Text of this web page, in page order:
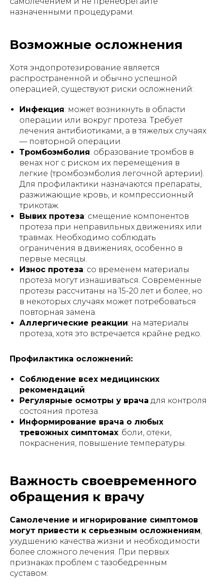
назначенными процедурами.
Возможные осложнения
Хотя эндопротезирование является
распространенной и обычно успешной
операцией, существуют риски осложнений:
Инфекция: может возникнуть в области
операции или вокруг протеза. Требует
лечения антибиотиками, а в тяжелых случаях
— повторной операции.
Тромбоэмболия: образование тромбов в
венах ног с риском их перемещения в
легкие (тромбоэмболия легочной артерии).
Для профилактики назначаются препараты,
разжижающие кровь, и компрессионный
трикотаж.
Вывих протеза: смещение компонентов
протеза при неправильных движениях или
травмах. Необходимо соблюдать
ограничения в движениях, особенно в
первые месяцы.
Износ протеза: со временем материалы
протеза могут изнашиваться. Современные
протезы рассчитаны на 15-20 лет и более, но
в некоторых случаях может потребоваться
повторная замена.
Аллергические реакции: на материалы
протеза, хотя это встречается крайне редко.
Профилактика осложнений:
Соблюдение всех медицинских
рекомендаций.
Регулярные осмотры у врача для контроля
состояния протеза.
Информирование врача о любых
тревожных симптомах: боли, отеки,
покраснения, повышение температуры.
Важность своевременного
обращения к врачу
Самолечение и игнорирование симптомов
могут привести к серьезным осложнениям,
ухудшению качества жизни и необходимости
более сложного лечения. При первых
признаках проблем с тазобедренным
суставом: